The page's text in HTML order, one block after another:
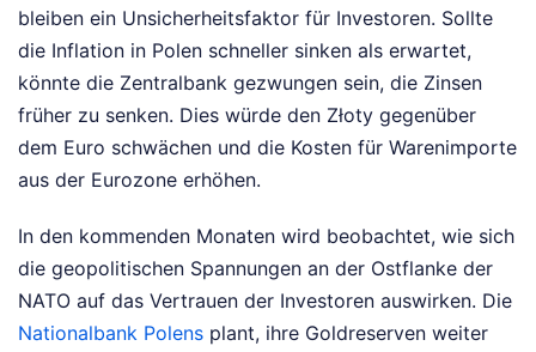
bleiben ein Unsicherheitsfaktor für Investoren. Sollte
die Inflation in Polen schneller sinken als erwartet,
könnte die Zentralbank gezwungen sein, die Zinsen
früher zu senken. Dies würde den Złoty gegenüber
dem Euro schwächen und die Kosten für Warenimporte
aus der Eurozone erhöhen.
In den kommenden Monaten wird beobachtet, wie sich
die geopolitischen Spannungen an der Ostflanke der
NATO auf das Vertrauen der Investoren auswirken. Die
Nationalbank Polens plant, ihre Goldreserven weiter